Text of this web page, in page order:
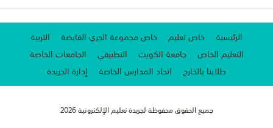
الرئيسية خاص تعليم خاص مجموعة الجري القابضة
التربية
التعليم الخاص
جامعة الكويت التطبيقي
الجامعات الخاصة
طلابنا بالخارج
اتحاد المدارس الخاصة إدارة الجريدة
جميع الحقوق محفوظة لجريدة تعليم الإلكترونية 2026